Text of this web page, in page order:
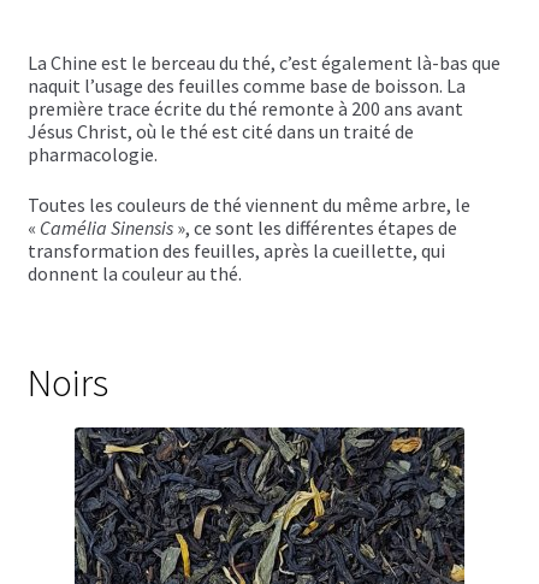
Chariots de courses
Parfums d’intérieur
Bougies parfumées
Bougies parfumées Durance
Bougies parfumées Woodwick
Diffuseurs de parfum
Sachets parfumés
La Chine est le berceau du thé, c’est également là-bas que
naquit l’usage des feuilles comme base de boisson. La
première trace écrite du thé remonte à 200 ans avant
Jésus Christ, où le thé est cité dans un traité de
pharmacologie.
Toutes les couleurs de thé viennent du même arbre, le
« Camélia Sinensis», ce sont les différentes étapes de
transformation des feuilles, après la cueillette, qui
donnent la couleur au thé.
Noirs